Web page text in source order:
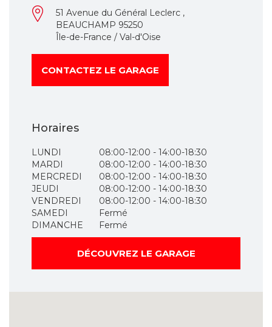
51 Avenue du Général Leclerc ,
BEAUCHAMP 95250
Île-de-France / Val-d'Oise
CONTACTEZ LE GARAGE
Horaires
LUNDI
08:00-12:00 - 14:00-18:30
MARDI
08:00-12:00 - 14:00-18:30
MERCREDI
08:00-12:00 - 14:00-18:30
JEUDI
08:00-12:00 - 14:00-18:30
VENDREDI
08:00-12:00 - 14:00-18:30
SAMEDI
Fermé
DIMANCHE
Fermé
DÉCOUVREZ LE GARAGE